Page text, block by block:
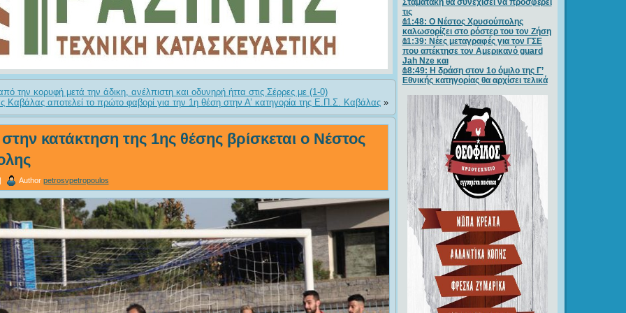
την κορυφή μετά την άδικη, ανέλπιστη και οδυνηρή ήττα στις Σέρρες με (1-0)
αποτελεί το πρώτο φαβορί για την 1η θέση στην Α’ κατηγορία της Ε.Π.Σ. Καβάλας»
κατάκτηση της 1ης θέσης βρίσκεται ο Νέστος
Author petrosvpetropoulos
Σταματάκη θα συνεχίσει να προσφέρει
τις
11:48: Ο Νέστος Χρυσούπολης
καλωσορίζει στο ρόστερ του τον Ζήση
11:39: Νέες μεταγραφές για τον ΓΣE
που απέκτησε τον Αμερικανό guard
Jah Nze και
18:49: Η δράση στον 1ο όμιλο της Γ’
Εθνικής κατηγορίας θα αρχίσει τελικά